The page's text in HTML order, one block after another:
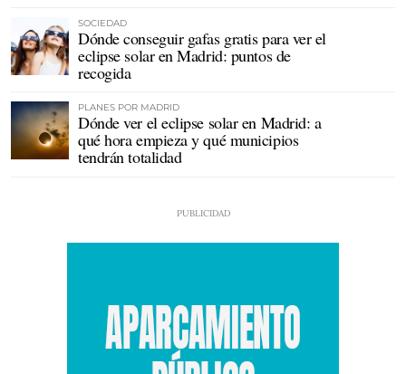
SOCIEDAD
Dónde conseguir gafas gratis para ver el
eclipse solar en Madrid: puntos de
recogida
PLANES POR MADRID
Dónde ver el eclipse solar en Madrid: a
qué hora empieza y qué municipios
tendrán totalidad